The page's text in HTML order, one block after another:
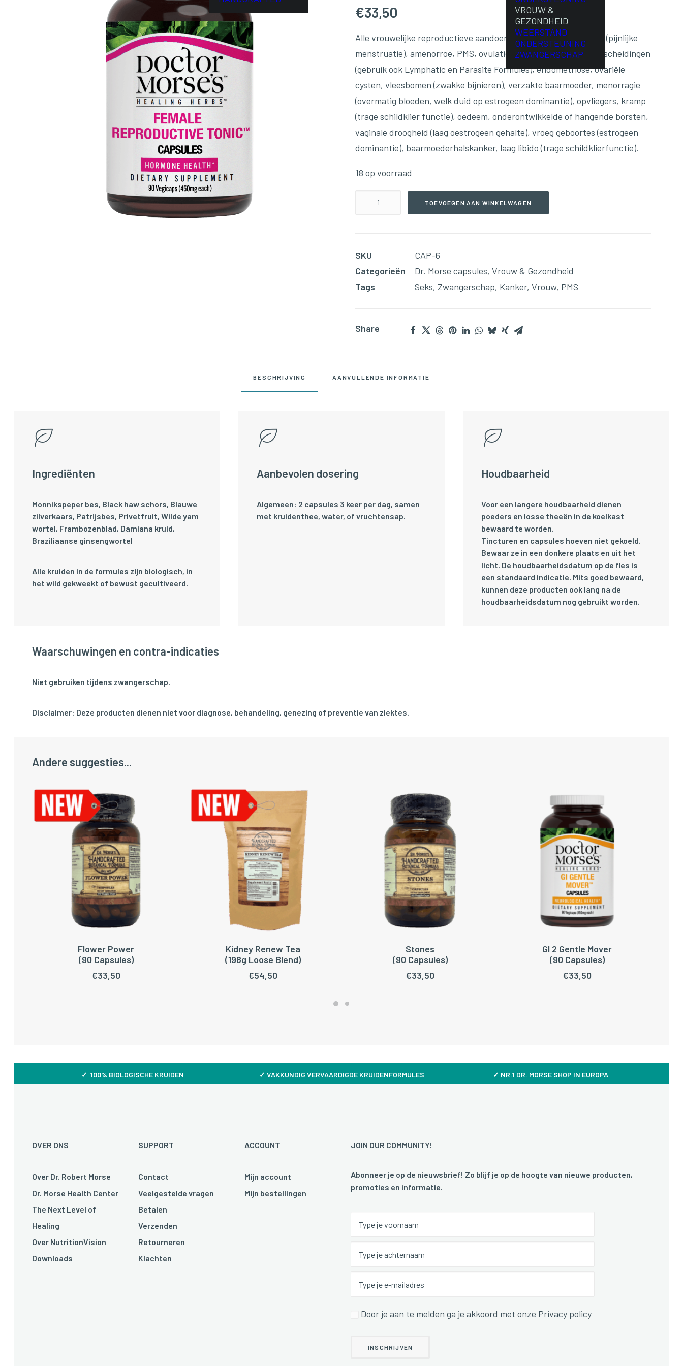
VROUW &
GEZONDHEID
WEERSTAND
ONDERSTEUNING
ZWANGERSCHAP
€33,50
Alle vrouwelijke reproductieve aandoeningen zoals dysmenorroe (pijnlijke
menstruatie), amenorroe, PMS, ovulatie stoornissen, vaginale afscheidingen
(gebruik ook Lymphatic en Parasite Formules), endometriose, ovariële
cysten, vleesbomen (zwakke bijnieren), verzakte baarmoeder, menorragie
(overmatig bloeden, welk duid op estrogeen dominantie), opvliegers, kramp
(trage schildklier functie), oedeem, onderontwikkelde of hangende borsten,
vaginale droogheid (laag oestrogeen gehalte), vroeg geboortes (estrogeen
dominantie), baarmoederhalskanker, laag libido (trage schildklierfunctie).
18 op voorraad
Capsules)
aantal
TOEVOEGEN AAN WINKELWAGEN
SKU
CAP-6
Categorieën
Dr. Morse capsules, Vrouw & Gezondheid
Tags
Seks, Zwangerschap, Kanker, Vrouw, PMS
Share
BESCHRIJVING AANVULLENDE INFORMATIE
Ingrediënten
Monnikspeper bes, Black haw schors, Blauwe
zilverkaars, Patrijsbes, Privetfruit, Wilde yam
wortel, Frambozenblad, Damiana kruid,
Braziliaanse ginsengwortel
Alle kruiden in de formules zijn biologisch, in
het wild gekweekt of bewust gecultiveerd.
Aanbevolen dosering
Algemeen: 2 capsules 3 keer per dag, samen
met kruidenthee, water, of vruchtensap.
Houdbaarheid
Voor een langere houdbaarheid dienen
poeders en losse theeën in de koelkast
bewaard te worden.
Tincturen en capsules hoeven niet gekoeld.
Bewaar ze in een donkere plaats en uit het
licht. De houdbaarheidsdatum op de fles is
een standaard indicatie. Mits goed bewaard,
kunnen deze producten ook lang na de
houdbaarheidsdatum nog gebruikt worden.
Waarschuwingen en contra-indicaties
Niet gebruiken tijdens zwangerschap.
Disclaimer: Deze producten dienen niet voor diagnose, behandeling, genezing of preventie van ziektes.
Andere suggesties...
TOEVOEGEN AAN WINKELWAGEN
Flower Power
(90 Capsules)
€33,50
TOEVOEGEN AAN WINKELWAGEN
Kidney Renew Tea
(198g Loose Blend)
€54,50
TOEVOEGEN AAN WINKELWAGEN
Stones
(90 Capsules)
€33,50
TOEVOEGEN AAN WINKELWAGEN
GI 2 Gentle Mover
(90 Capsules)
€33,50
✓ 100% BIOLOGISCHE KRUIDEN ✓ VAKKUNDIG VERVAARDIGDE KRUIDENFORMULES ✓ NR.1 DR. MORSE SHOP IN EUROPA
OVER ONS
Over Dr. Robert Morse
Dr. Morse Health Center
The Next Level of
Healing
Over NutritionVision
Downloads
SUPPORT
Contact
Veelgestelde vragen
Betalen
Verzenden
Retourneren
Klachten
ACCOUNT
Mijn account
Mijn bestellingen
JOIN OUR COMMUNITY!
Abonneer je op de nieuwsbrief! Zo blijf je op de hoogte van nieuwe producten,
promoties en informatie.
Door je aan te melden ga je akkoord met onze Privacy policy